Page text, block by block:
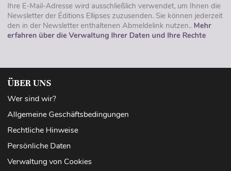
Ihre E-Mail-Adresse wird ausschließlich verwendet, um Ihnen die
Newsletter der Éditions Ellipses zuzusenden. Sie können jederzeit
den in der Newsletter enthaltenen Abmeldelink nutzen.. Mehr
erfahren über die Verwaltung Ihrer Daten und Ihre Rechte
ÜBER UNS
Wer sind wir?
Allgemeine Geschäftsbedingungen
Rechtliche Hinweise
Persönliche Daten
Verwaltung von Cookies